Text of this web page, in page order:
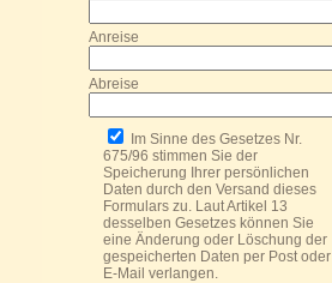
Anreise
Abreise
Im Sinne des Gesetzes Nr.
675/96 stimmen Sie der
Speicherung Ihrer persönlichen
Daten durch den Versand dieses
Formulars zu. Laut Artikel 13
desselben Gesetzes können Sie
eine Änderung oder Löschung der
gespeicherten Daten per Post oder
E-Mail verlangen.